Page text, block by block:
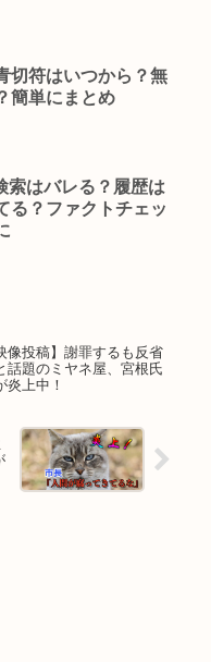
切符はいつから？無
簡単にまとめ
索はバレる？履歴は
る？ファクトチェッ
像投稿】謝罪するも反省
話題のミヤネ屋、宮根氏
炎上中！